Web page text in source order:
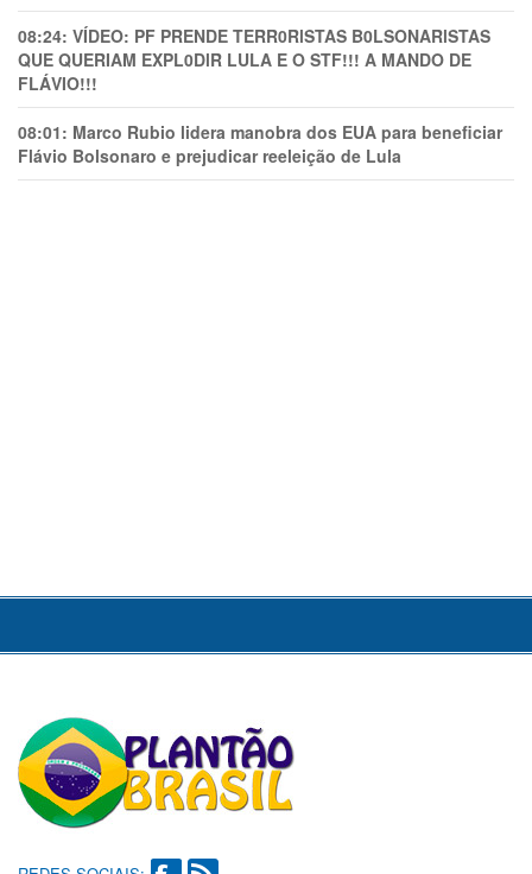
08:24: VÍDEO: PF PRENDE TERR0RlSTAS B0LSONARlSTAS
QUE QUERIAM EXPL0DlR LULA E O STF!!! A MANDO DE
FLÁVIO!!!
08:01: Marco Rubio lidera manobra dos EUA para beneficiar
Flávio Bolsonaro e prejudicar reeleição de Lula